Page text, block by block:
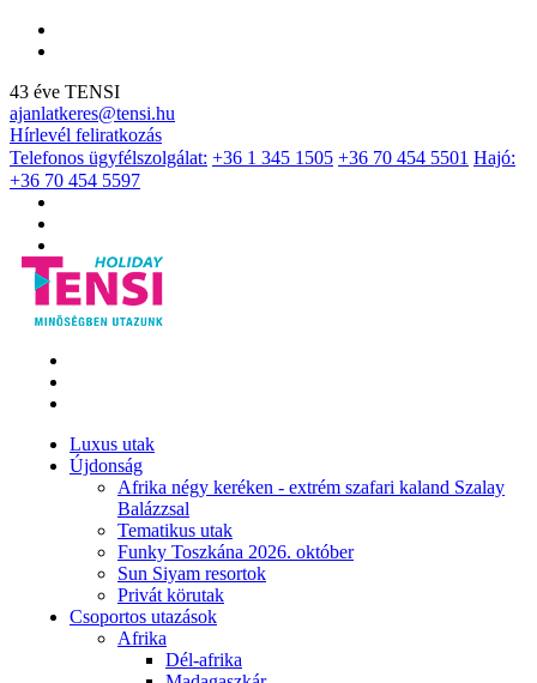
43 éve TENSI
ajanlatkeres@tensi.hu
Hírlevél feliratkozás
Telefonos ügyfélszolgálat: +36 1 345 1505 +36 70 454 5501 Hajó:
+36 70 454 5597
Luxus utak
Újdonság
Afrika négy keréken - extrém szafari kaland Szalay
Balázzsal
Tematikus utak
Funky Toszkána 2026. október
Sun Siyam resortok
Privát körutak
Csoportos utazások
Afrika
Dél-afrika